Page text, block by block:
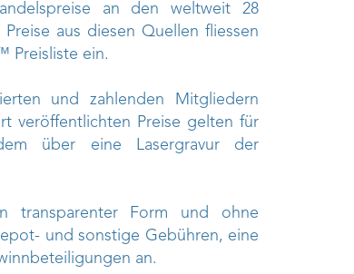
an den weltweit 28
aus diesen Quellen fliessen
Preisliste ein.
und zahlenden Mitgliedern
veröffentlichten Preise gelten für
über eine Lasergravur der
transparenter Form und ohne
und sonstige Gebühren, eine
an.